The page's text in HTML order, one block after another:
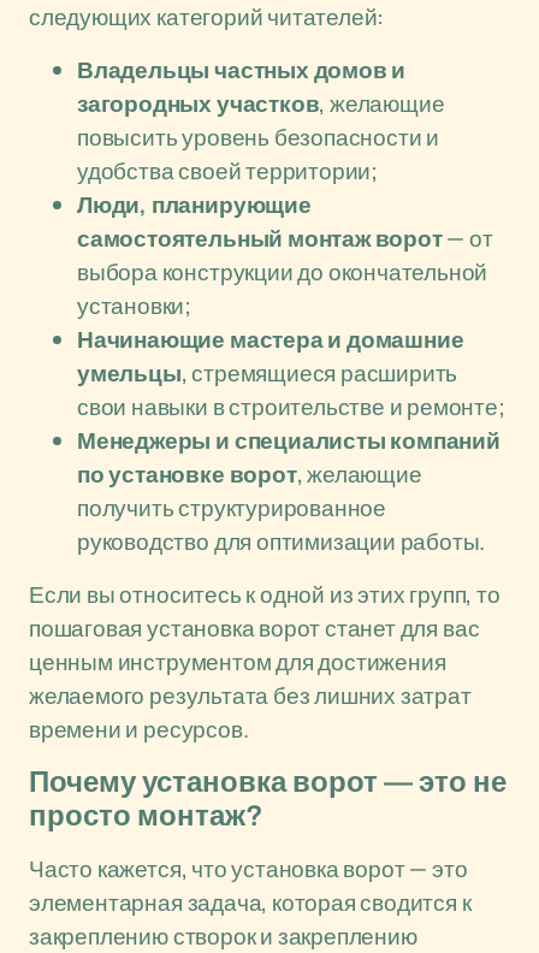
следующих категорий читателей:
Владельцы частных домов и
загородных участков, желающие
повысить уровень безопасности и
удобства своей территории;
Люди, планирующие
самостоятельный монтаж ворот— от
выбора конструкции до окончательной
установки;
Начинающие мастера и домашние
умельцы, стремящиеся расширить
свои навыки в строительстве и ремонте;
Менеджеры и специалисты компаний
по установке ворот, желающие
получить структурированное
руководство для оптимизации работы.
Если вы относитесь к одной из этих групп, то
пошаговая установка ворот станет для вас
ценным инструментом для достижения
желаемого результата без лишних затрат
времени и ресурсов.
Почему установка ворот — это не
просто монтаж?
Часто кажется, что установка ворот — это
элементарная задача, которая сводится к
закреплению створок и закреплению